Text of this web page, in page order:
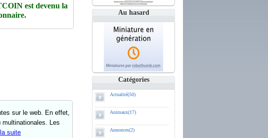
Au hasard
Catégories
Actualité(50)
Animaux(17)
Annonces(2)
est devenu la
sur le web. En effet,
Les
suite